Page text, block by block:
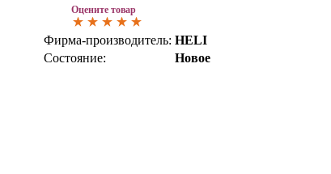
Оцените товар
Фирма-производитель: HELI
Состояние:
Новое